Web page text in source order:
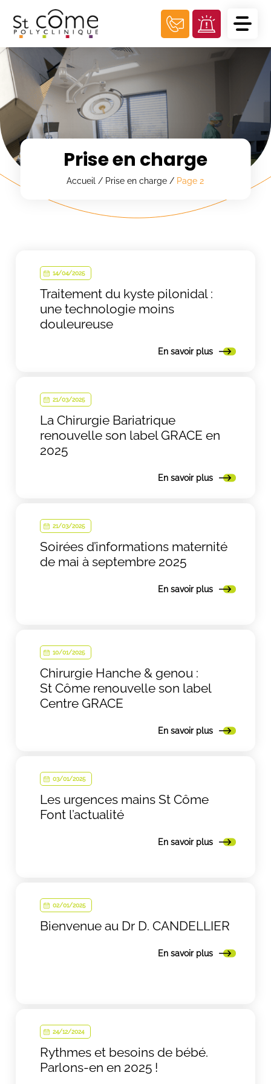
Prise en charge
Accueil / Prise en charge / Page 2
14/04/2025
Traitement du kyste pilonidal :
une technologie moins
douleureuse
En savoir plus
21/03/2025
La Chirurgie Bariatrique
renouvelle son label GRACE en
2025
En savoir plus
21/03/2025
Soirées d’informations maternité
de mai à septembre 2025
En savoir plus
10/01/2025
Chirurgie Hanche & genou :
St Côme renouvelle son label
Centre GRACE
En savoir plus
03/01/2025
Les urgences mains St Côme
Font l’actualité
En savoir plus
02/01/2025
Bienvenue au Dr D. CANDELLIER
En savoir plus
24/12/2024
Rythmes et besoins de bébé.
Parlons-en en 2025 !